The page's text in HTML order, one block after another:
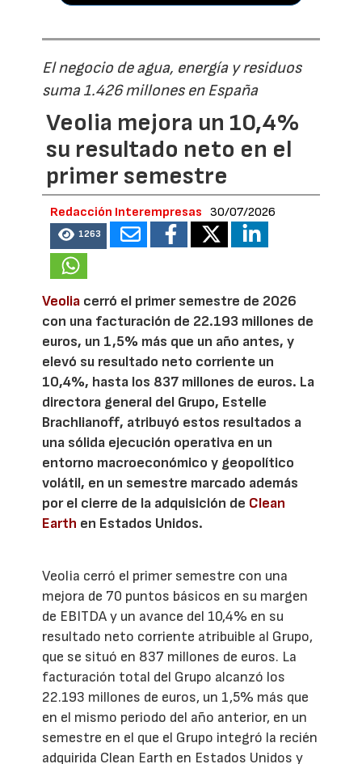
El negocio de agua, energía y residuos
suma 1.426 millones en España
Veolia mejora un 10,4%
su resultado neto en el
primer semestre
Redacción Interempresas 30/07/2026
1263
Veolia cerró el primer semestre de 2026
con una facturación de 22.193 millones de
euros, un 1,5% más que un año antes, y
elevó su resultado neto corriente un
10,4%, hasta los 837 millones de euros. La
directora general del Grupo, Estelle
Brachlianoff, atribuyó estos resultados a
una sólida ejecución operativa en un
entorno macroeconómico y geopolítico
volátil, en un semestre marcado además
por el cierre de la adquisición de Clean
Earth en Estados Unidos.
Veolia cerró el primer semestre con una
mejora de 70 puntos básicos en su margen
de EBITDA y un avance del 10,4% en su
resultado neto corriente atribuible al Grupo,
que se situó en 837 millones de euros. La
facturación total del Grupo alcanzó los
22.193 millones de euros, un 1,5% más que
en el mismo periodo del año anterior, en un
semestre en el que el Grupo integró la recién
adquirida Clean Earth en Estados Unidos y